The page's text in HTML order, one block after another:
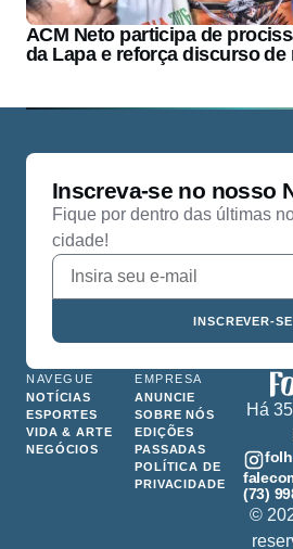
ACM Neto participa de
da Lapa e reforça discurso de
Inscreva-se no nosso
Fique por dentro das últimas
cidade!
INSCREVER-SE
NAVEGUE
NOTÍCIAS
ESPORTES
VIDA & ARTE
NEGÓCIOS
EMPRESA
ANUNCIE
SOBRE NÓS
EDIÇÕES
PASSADAS
POLÍTICA DE
PRIVACIDADE
Há
(73)
©